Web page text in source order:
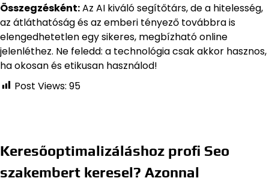
Összegzésként:Az AI kiváló segítőtárs, de a hitelesség,
az átláthatóság és az emberi tényező továbbra is
elengedhetetlen egy sikeres, megbízható online
jelenléthez. Ne feledd: a technológia csak akkor hasznos,
ha okosan és etikusan használod!
Post Views: 95
Keresőoptimalizáláshoz profi Seo
szakembert keresel? Azonnal